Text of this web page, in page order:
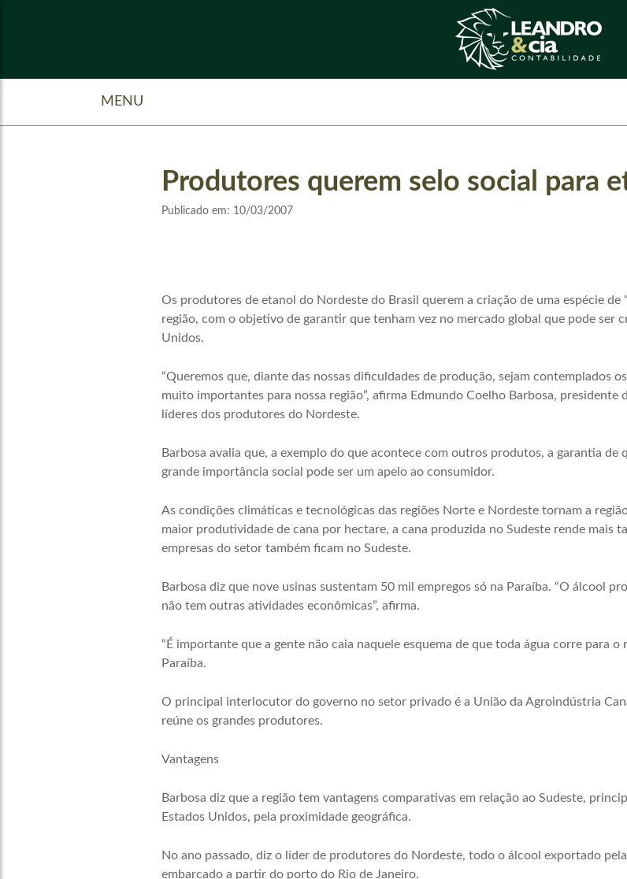
MENU
Produtores querem selo social para
Publicado em: 10/03/2007
Os produtores de etanol do Nordeste do Brasil querem a criação de uma espécie de
região, com o objetivo de garantir que tenham vez no mercado global que pode ser
Unidos.
“Queremos que, diante das nossas dificuldades de produção, sejam contemplados
muito importantes para nossa região”, afirma Edmundo Coelho Barbosa,
líderes dos produtores do Nordeste.
Barbosa avalia que, a exemplo do que acontece com outros produtos, a garantia de
grande importância social pode ser um apelo ao consumidor.
As condições climáticas e tecnológicas das regiões Norte e Nordeste tornam a
maior produtividade de cana por hectare, a cana produzida no Sudeste rende mais
empresas do setor também ficam no Sudeste.
Barbosa diz que nove usinas sustentam 50 mil empregos só na Paraíba. “O álcool
não tem outras atividades econômicas”, afirma.
“É importante que a gente não caia naquele esquema de que toda água corre para
Paraíba.
O principal interlocutor do governo no setor privado é a União da Agroindústria
reúne os grandes produtores.
Vantagens
Barbosa diz que a região tem vantagens comparativas em relação ao Sudeste,
Estados Unidos, pela proximidade geográfica.
No ano passado, diz o líder de produtores do Nordeste, todo o álcool exportado
embarcado a partir do porto do Rio de Janeiro.